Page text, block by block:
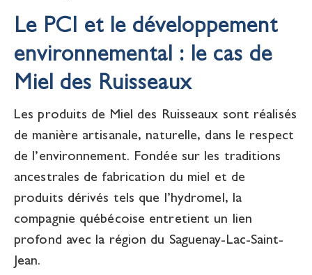
Le PCI et le développement
environnemental : le cas de
Miel des Ruisseaux
Les produits de Miel des Ruisseaux sont réalisés
de manière artisanale, naturelle, dans le respect
de l’environnement. Fondée sur les traditions
ancestrales de fabrication du miel et de
produits dérivés tels que l’hydromel, la
compagnie québécoise entretient un lien
profond avec la région du Saguenay-Lac-Saint-
Jean.